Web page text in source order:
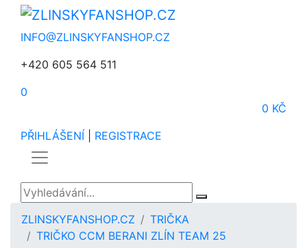
INFO@ZLINSKYFANSHOP.CZ
+420 605 564 511
0
0 KČ
PŘIHLÁŠENÍ
REGISTRACE
ZLINSKYFANSHOP.CZ
TRIČKA
TRIČKO CCM BERANI ZLÍN TEAM 25